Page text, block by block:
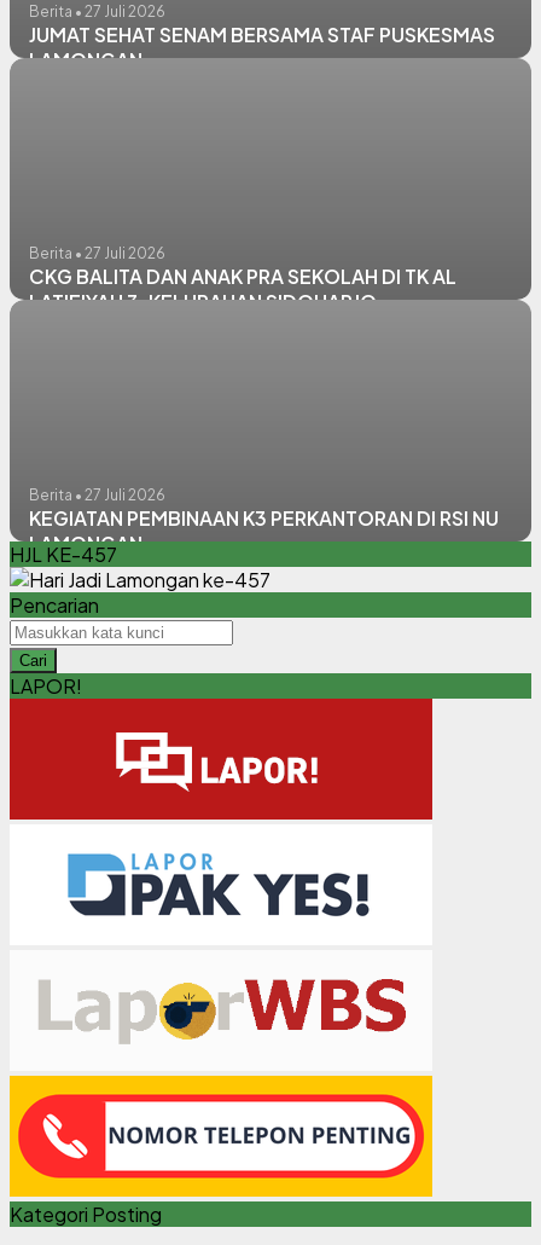
Berita • 27 Juli 2026
JUMAT SEHAT SENAM BERSAMA STAF PUSKESMAS
LAMONGAN
Berita • 27 Juli 2026
CKG BALITA DAN ANAK PRA SEKOLAH DI TK AL
LATIFIYAH 3, KELURAHAN SIDOHARJO
Berita • 27 Juli 2026
KEGIATAN PEMBINAAN K3 PERKANTORAN DI RSI NU
LAMONGAN
HJL KE-457
Pencarian
Cari
LAPOR!
Kategori Posting